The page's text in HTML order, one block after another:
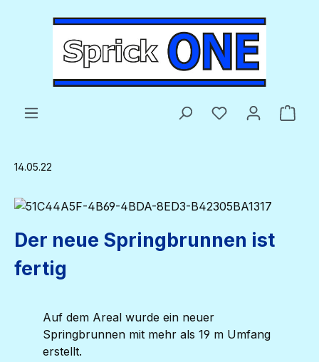
Zum Hauptinhalt springen
Du hast 0
14.05.22
Der neue Springbrunnen ist
fertig
Auf dem Areal wurde ein neuer
Springbrunnen mit mehr als 19 m Umfang
erstellt.